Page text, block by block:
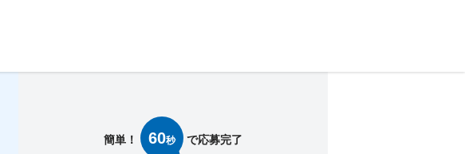
簡単！ 60秒 で応募完了